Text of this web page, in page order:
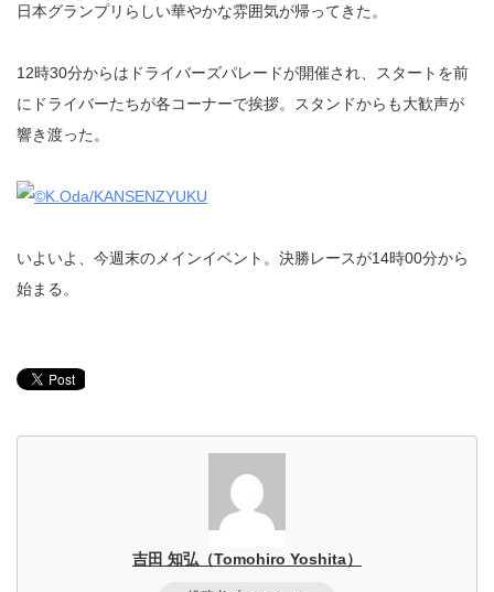
日本グランプリらしい華やかな雰囲気が帰ってきた。
12時30分からはドライバーズパレードが開催され、スタートを前
にドライバーたちが各コーナーで挨拶。スタンドからも大歓声が
響き渡った。
いよいよ、今週末のメインイベント。決勝レースが14時00分から
始まる。
吉田 知弘（Tomohiro Yoshita）